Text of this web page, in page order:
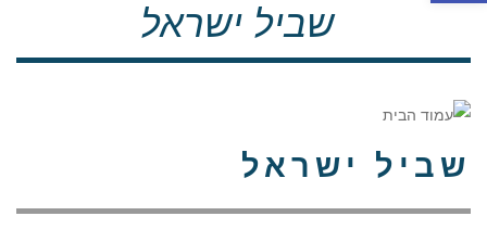
שביל ישראל
שביל ישראל